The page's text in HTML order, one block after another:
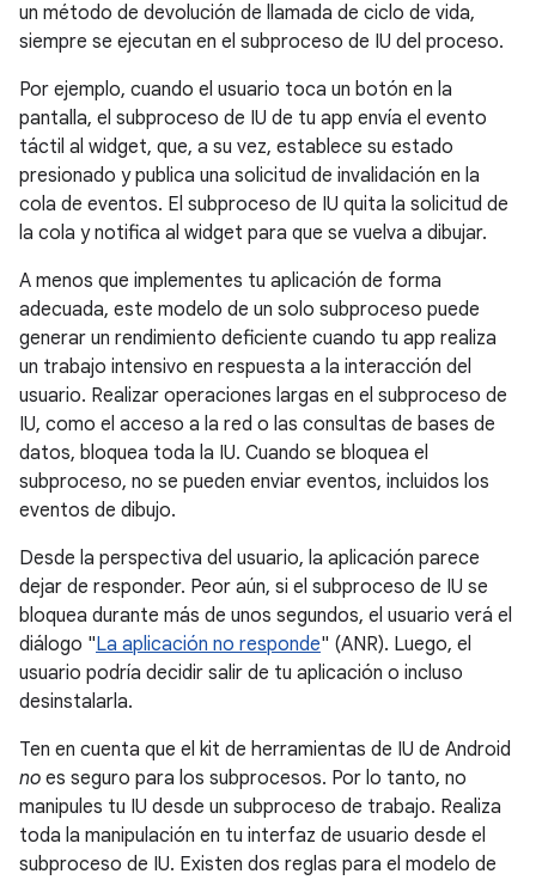
un método de devolución de llamada de ciclo de vida,
siempre se ejecutan en el subproceso de IU del proceso.
Por ejemplo, cuando el usuario toca un botón en la
pantalla, el subproceso de IU de tu app envía el evento
táctil al widget, que, a su vez, establece su estado
presionado y publica una solicitud de invalidación en la
cola de eventos. El subproceso de IU quita la solicitud de
la cola y notifica al widget para que se vuelva a dibujar.
A menos que implementes tu aplicación de forma
adecuada, este modelo de un solo subproceso puede
generar un rendimiento deficiente cuando tu app realiza
un trabajo intensivo en respuesta a la interacción del
usuario. Realizar operaciones largas en el subproceso de
IU, como el acceso a la red o las consultas de bases de
datos, bloquea toda la IU. Cuando se bloquea el
subproceso, no se pueden enviar eventos, incluidos los
eventos de dibujo.
Desde la perspectiva del usuario, la aplicación parece
dejar de responder. Peor aún, si el subproceso de IU se
bloquea durante más de unos segundos, el usuario verá el
diálogo "La aplicación no responde" (ANR). Luego, el
usuario podría decidir salir de tu aplicación o incluso
desinstalarla.
Ten en cuenta que el kit de herramientas de IU de Android
no es seguro para los subprocesos. Por lo tanto, no
manipules tu IU desde un subproceso de trabajo. Realiza
toda la manipulación en tu interfaz de usuario desde el
subproceso de IU. Existen dos reglas para el modelo de